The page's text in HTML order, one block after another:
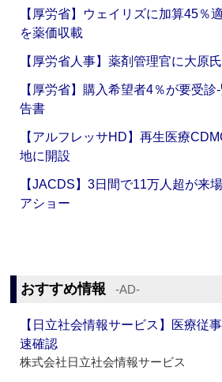
【厚労省】ウェイリズに加算45％
を薬価収載
【厚労省人事】薬剤管理官に大原
【厚労省】購入希望者4％が要受診
告書
【アルフレッサHD】再生医療
地に開設
【JACDS】3日間で11万人超が来
アショー
おすすめ情報 ‐AD‐
【日立社会情報サービス】医療従
速確認
株式会社日立社会情報サービス